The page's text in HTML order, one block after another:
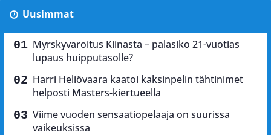
Uusimmat
Myrskyvaroitus Kiinasta – palasiko 21-vuotias
lupaus huipputasolle?
Harri Heliövaara kaatoi kaksinpelin tähtinimet
helposti Masters-kiertueella
Viime vuoden sensaatiopelaaja on suurissa
vaikeuksissa